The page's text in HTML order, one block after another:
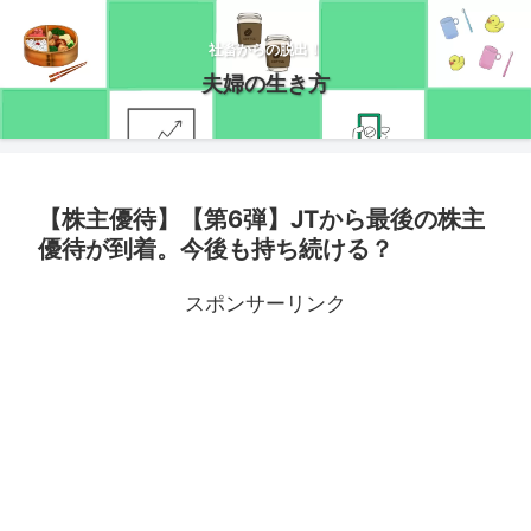
社畜からの脱出！
夫婦の生き方
【株主優待】【第6弾】JTから最後の株主
優待が到着。今後も持ち続ける？
スポンサーリンク